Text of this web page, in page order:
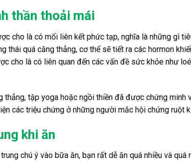
thần thoải mái
cho là có mối liên kết phức tạp, nghĩa là những gì
thái quá căng thẳng, cơ thể sẽ tiết ra các hormon
cho là có liên quan đến các vấn đề sức khỏe như
thẳng, tập yoga hoặc ngồi thiền đã được chứng
các triệu chứng ở những người mắc hội chứng ruột
khi ăn
chú ý vào bữa ăn, bạn rất dễ ăn quá nhiều và